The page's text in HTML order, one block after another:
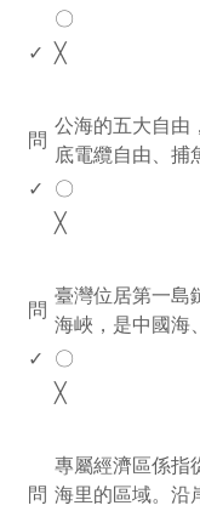
〇
✓ ╳
問
公海的五大自由
底電纜自由、捕
✓
〇
╳
問
臺灣位居第一島
海峽，是中國海
✓
〇
╳
問
專屬經濟區係指
海里的區域。沿